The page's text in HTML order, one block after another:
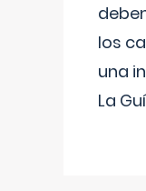
los
una
La